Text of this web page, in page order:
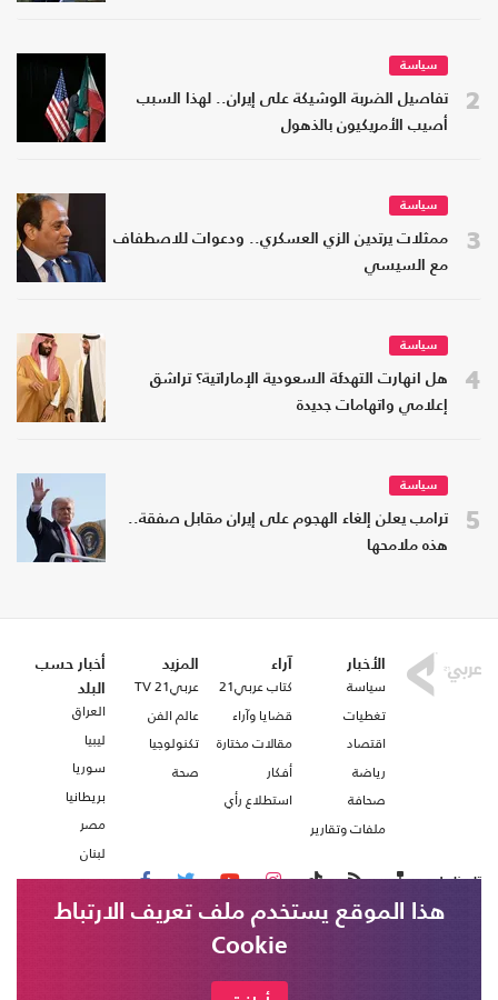
2
سياسة
تفاصيل الضربة الوشيكة على إيران.. لهذا السبب
أصيب الأمريكيون بالذهول
3
سياسة
ممثلات يرتدين الزي العسكري.. ودعوات للاصطفاف
مع السيسي
4
سياسة
هل انهارت التهدئة السعودية الإماراتية؟ تراشق
إعلامي واتهامات جديدة
5
سياسة
ترامب يعلن إلغاء الهجوم على إيران مقابل صفقة..
هذه ملامحها
الأخبار
سياسة
تغطيات
اقتصاد
رياضة
صحافة
ملفات وتقارير
آراء
كتاب عربي21
قضايا وآراء
مقالات مختارة
أفكار
استطلاع رأي
المزيد
عربي21 TV
عالم الفن
تكنولوجيا
صحة
أخبار حسب
البلد
العراق
ليبيا
سوريا
بريطانيا
مصر
لبنان
تابعنا على
هذا الموقع يستخدم ملف تعريف الارتباط
Cookie